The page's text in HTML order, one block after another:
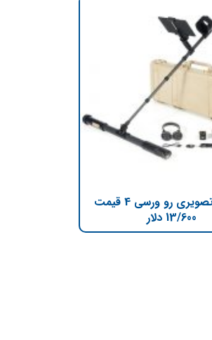
طلایاب تصویری رو ورسی 4 قیمت
13/600 دلار